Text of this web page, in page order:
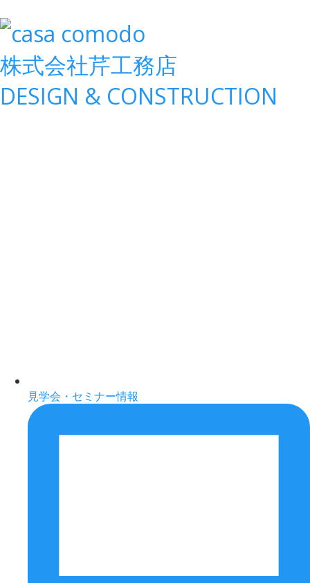
株式会社芹工務店
DESIGN & CONSTRUCTION
見学会・セミナー情報